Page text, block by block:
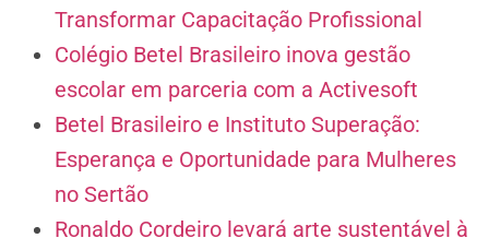
Transformar Capacitação Profissional
Colégio Betel Brasileiro inova gestão
escolar em parceria com a Activesoft
Betel Brasileiro e Instituto Superação:
Esperança e Oportunidade para Mulheres
no Sertão
Ronaldo Cordeiro levará arte sustentável à